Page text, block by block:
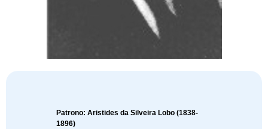
Patrono: Aristides da Silveira Lobo (1838-
1896)